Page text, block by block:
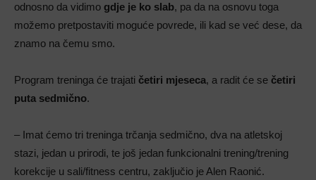
odnosno da vidimo gdje je ko slab, pa da na osnovu toga
možemo pretpostaviti moguće povrede, ili kad se već dese, da
znamo na čemu smo.
Program treninga će trajati četiri mjeseca, a radit će se četiri
puta sedmično.
– Imat ćemo tri treninga trčanja sedmično, dva na atletskoj
stazi, jedan u prirodi, te još jedan funkcionalni trening/trening
korekcije u sali/fitness centru, zaključio je Alen Raonić.